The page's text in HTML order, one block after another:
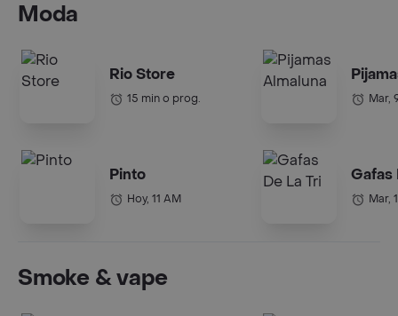
Moda
Rio Store
15 min o prog.
Pinto
Hoy, 11 AM
Mar,
Gafas
Mar,
Smoke & vape